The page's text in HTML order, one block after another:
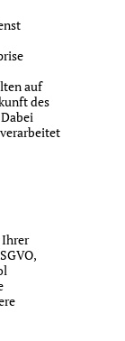
auf
des